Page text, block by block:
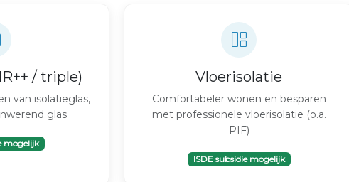
/ triple)
van isolatieglas,
glas
mogelijk
Vloerisolatie
Comfortabeler wonen en besparen
met professionele vloerisolatie (o.a.
PIF)
ISDE subsidie mogelijk